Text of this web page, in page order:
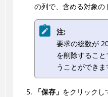
の列で、含める対象の
注:
要求の総数が
を削除するこ
うことができま
「保存」 をクリックし